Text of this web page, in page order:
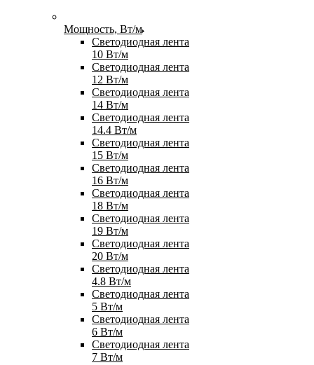
Мощность, Вт/м
Светодиодная лента
10 Вт/м
Светодиодная лента
12 Вт/м
Светодиодная лента
14 Вт/м
Светодиодная лента
14.4 Вт/м
Светодиодная лента
15 Вт/м
Светодиодная лента
16 Вт/м
Светодиодная лента
18 Вт/м
Светодиодная лента
19 Вт/м
Светодиодная лента
20 Вт/м
Светодиодная лента
4.8 Вт/м
Светодиодная лента
5 Вт/м
Светодиодная лента
6 Вт/м
Светодиодная лента
7 Вт/м